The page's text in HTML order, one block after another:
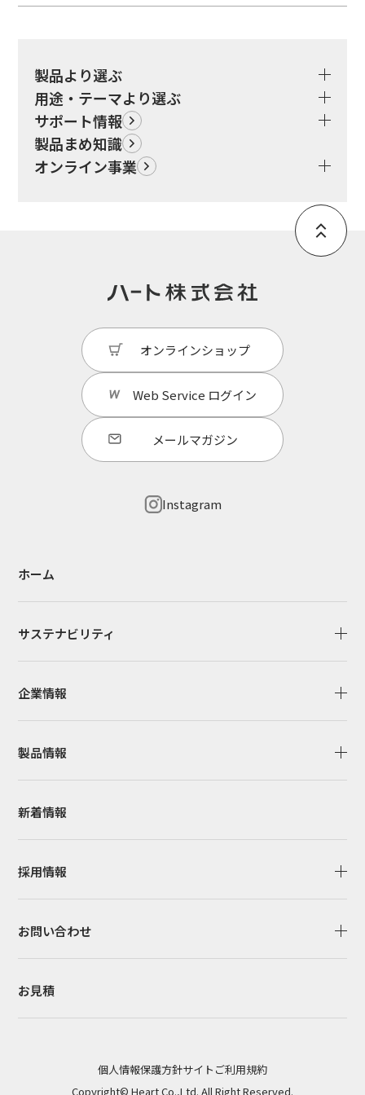
製品より選ぶ
用途・テーマより選ぶ
サポート情報
製品まめ知識
オンライン事業
オンラインショップ
Web Service ログイン
メールマガジン
Instagram
ホーム
サステナビリティ
企業情報
製品情報
新着情報
採用情報
お問い合わせ
お見積
個人情報保護方針サイトご利用規約
Copyright© Heart Co.,Ltd. All Right Reserved.